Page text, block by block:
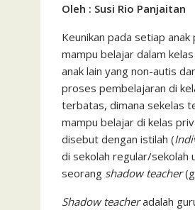
c
e
b
o
o
k
i
t
t
e
r
a
t
s
A
p
p
a
i
l
Oleh : Susi Rio Panjaitan
Keunikan pada setiap
mampu belajar dalam
anak lain yang non-autis
proses pembelajaran di
terbatas, dimana sekelas
mampu belajar di kelas
disebut dengan istilah (
di sekolah regular/sekolah
seorang shadow teacher
Shadow teacheradalah